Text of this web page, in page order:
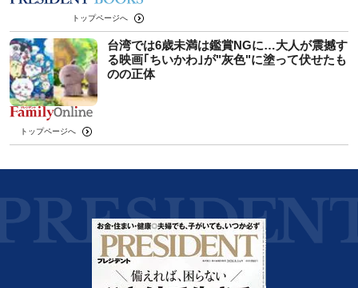
トップページへ
台湾では6歳未満は鑑賞NGに…大人が震撼す
る映画｢ちいかわ｣が"灰色"に塗って伏せたも
のの正体
トップページへ